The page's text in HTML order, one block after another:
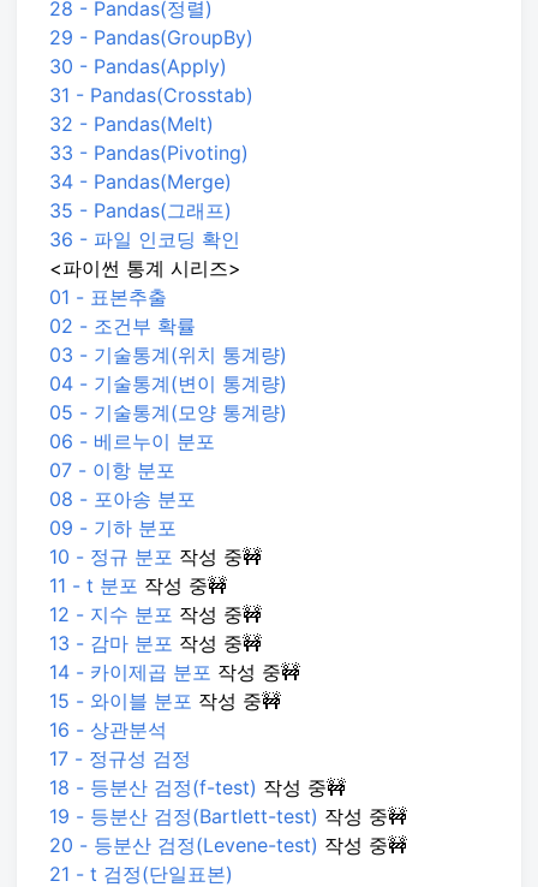
28 - Pandas(정렬)
29 - Pandas(GroupBy)
30 - Pandas(Apply)
31 - Pandas(Crosstab)
32 - Pandas(Melt)
33 - Pandas(Pivoting)
34 - Pandas(Merge)
35 - Pandas(그래프)
36 - 파일 인코딩 확인
<파이썬 통계 시리즈>
01 - 표본추출
02 - 조건부 확률
03 - 기술통계(위치 통계량)
04 - 기술통계(변이 통계량)
05 - 기술통계(모양 통계량)
06 - 베르누이 분포
07 - 이항 분포
08 - 포아송 분포
09 - 기하 분포
10 - 정규 분포 작성 중🚧
11 - t 분포 작성 중🚧
12 - 지수 분포 작성 중🚧
13 - 감마 분포 작성 중🚧
14 - 카이제곱 분포 작성 중🚧
15 - 와이블 분포 작성 중🚧
16 - 상관분석
17 - 정규성 검정
18 - 등분산 검정(f-test) 작성 중🚧
19 - 등분산 검정(Bartlett-test) 작성 중🚧
20 - 등분산 검정(Levene-test) 작성 중🚧
21 - t 검정(단일표본)